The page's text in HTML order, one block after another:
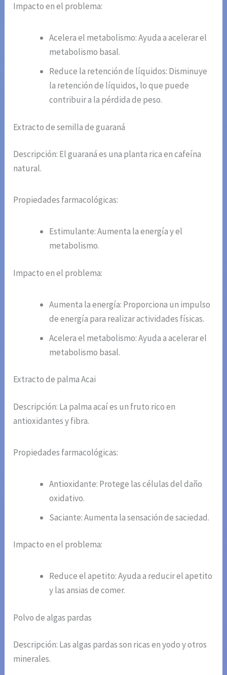
Impacto en el problema:
Acelera el metabolismo: Ayuda a acelerar el
metabolismo basal.
Reduce la retención de líquidos: Disminuye
la retención de líquidos, lo que puede
contribuir a la pérdida de peso.
Extracto de semilla de guaraná
Descripción: El guaraná es una planta rica en cafeína
natural.
Propiedades farmacológicas:
Estimulante: Aumenta la energía y el
metabolismo.
Impacto en el problema:
Aumenta la energía: Proporciona un impulso
de energía para realizar actividades físicas.
Acelera el metabolismo: Ayuda a acelerar el
metabolismo basal.
Extracto de palma Acai
Descripción: La palma acaí es un fruto rico en
antioxidantes y fibra.
Propiedades farmacológicas:
Antioxidante: Protege las células del daño
oxidativo.
Saciante: Aumenta la sensación de saciedad.
Impacto en el problema:
Reduce el apetito: Ayuda a reducir el apetito
y las ansias de comer.
Polvo de algas pardas
Descripción: Las algas pardas son ricas en yodo y otros
minerales.